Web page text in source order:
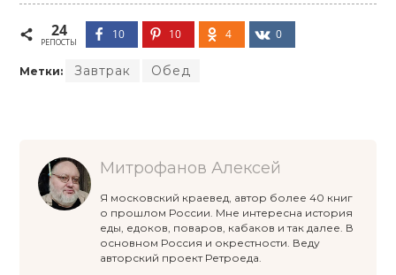
24
РЕПОСТЫ
10 10 4 0
Метки: Завтрак Обед
Митрофанов Алексей
Я московский краевед, автор более 40 книг
о прошлом России. Мне интересна история
еды, едоков, поваров, кабаков и так далее. В
основном Россия и окрестности. Веду
авторский проект Ретроеда.